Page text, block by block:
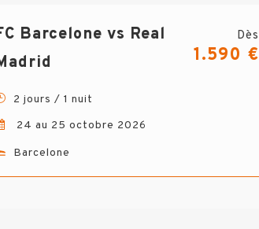
Barcelone vs Real
Dès
1.590 €
2 jours / 1 nuit
24 au 25 octobre 2026
Barcelone